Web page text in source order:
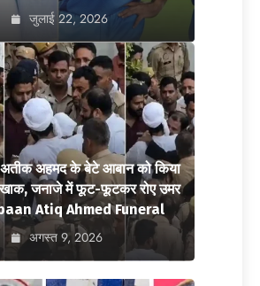
जुलाई 22, 2026
अतीक अहमद के बेटे आबान को किया
खाक, जनाजे में फूट-फूटकर रोए उमर
Atiq Ahmed Funeral
अगस्त 9, 2026